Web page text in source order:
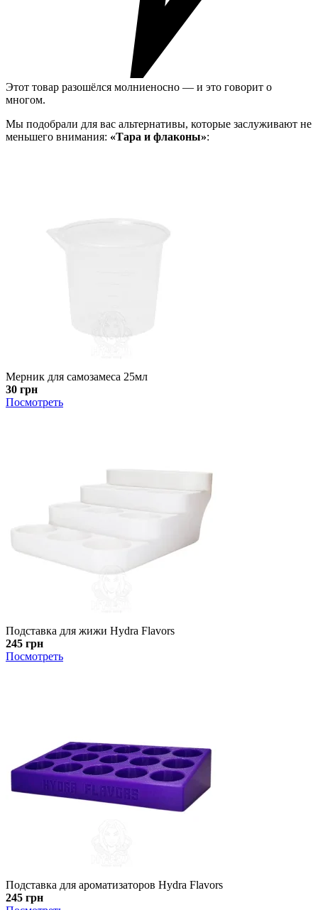
Этот товар разошёлся молниеносно — и это говорит о
многом.
Мы подобрали для вас альтернативы, которые заслуживают не
меньшего внимания: «Тара и флаконы»:
Мерник для самозамеса 25мл
30 грн
Посмотреть
Подставка для жижи Hydra Flavors
245 грн
Посмотреть
Подставка для ароматизаторов Hydra Flavors
245 грн